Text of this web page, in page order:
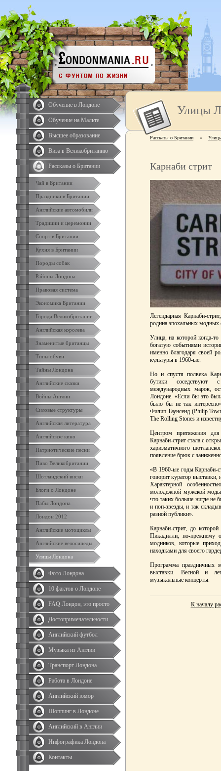
Обучение в Лондоне
Обучение на Мальте
Высшее образование
Виза в Великобританию
Рассказы о Британии
Чай в Британии
Праздники в Британии
Английские автомобили
Традиции и церемонии
Спорт в Британии
Кухня в Британии
Породы собак
Районы Лондона
Правовая система
Экономика Британии
Города Великобритании
Английская королева
Знаменитые британцы
Типы обуви
Тайны Лондона
Английские сказки
Войны Англии
Силовые структуры
Английская литература
Английское кино
Патриотические песни
Пиво Великобритании
Шотландский виски
Блоги о Лондоне
Пабы Лондона
Лондон 2012
Английские мотоциклы
Английские велосипеды
Улицы Лондона
Фото Лондона
10 фактов о Лондоне
FAQ Лондон, это просто
Достопримечательности
Английский футбол
Музыка из Англии
Транспорт Лондона
Работа в Лондоне
Английский юмор
Шоппинг в Лондоне
Английский в Англии
Инфографика Лондона
Контакты
Улицы
Рассказы о Британии »
Карнаби стрит
Легендарная Карнаби-
родина эпохальных
Улица, на которой когда-
богатую событиями
именно благодаря своей
культуры в 1960-ые.
Но и спустя полвека
бутики соседствуют
международных марок,
Лондоне. «Если бы это
было бы не так
Филип Таунсенд (Philip
The Rolling Stones и
Центром притяжения
Карнаби-стрит стала с
харизматичного
появление брюк с
«В 1960-ые годы Карнаби-
говорит куратор
Характерной
молодежной мужской
что таких больше нигде не
и поп-звезды, и так
разной публики».
Карнаби-стрит, до
Пикадилли, по-прежнему
модников, которые
находками для своего
Программа праздничных
выставки. Весной и
музыкальные концерты.
К началу